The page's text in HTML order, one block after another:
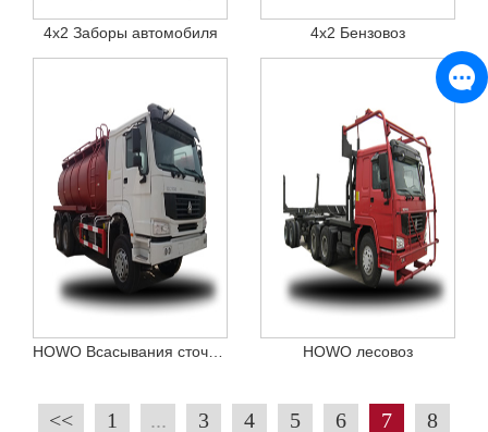
4x2 Заборы автомобиля 4x2 Бензовоз
HOWO лесовоз
<< 1 ... 3 4 5 6 7 8